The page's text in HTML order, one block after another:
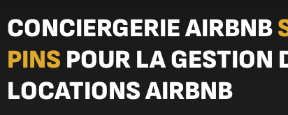
CONCIERGERIE AIRBNB
PINS POUR LA GESTION
LOCATIONS AIRBNB